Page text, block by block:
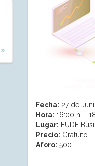
Fecha: 27 de
Hora: 16:00 h. -
Lugar: EUDE
Precio: Gratuito
Aforo: 500